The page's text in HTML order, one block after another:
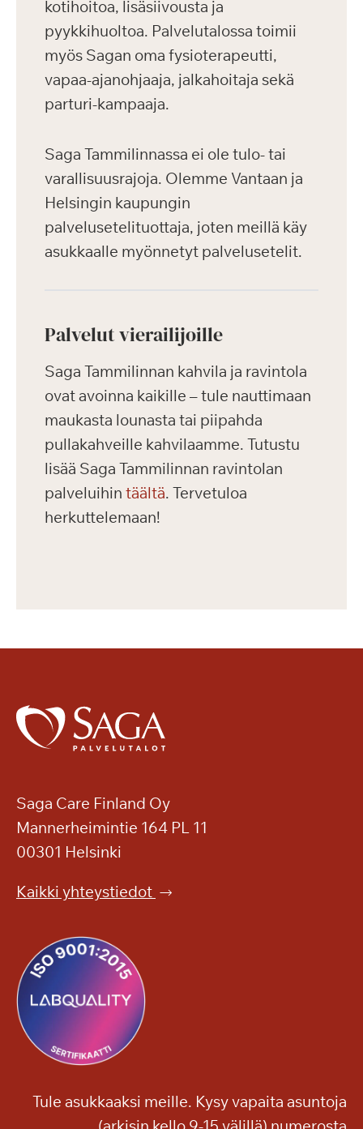
kotihoitoa, lisäsiivousta ja
pyykkihuoltoa. Palvelutalossa toimii
myös Sagan oma fysioterapeutti,
vapaa-ajanohjaaja, jalkahoitaja sekä
parturi-kampaaja.
Saga Tammilinnassa ei ole tulo- tai
varallisuusrajoja. Olemme Vantaan ja
Helsingin kaupungin
palvelusetelituottaja, joten meillä käy
asukkaalle myönnetyt palvelusetelit.
Palvelut vierailijoille
Saga Tammilinnan kahvila ja ravintola
ovat avoinna kaikille – tule nauttimaan
maukasta lounasta tai piipahda
pullakahveille kahvilaamme. Tutustu
lisää Saga Tammilinnan ravintolan
palveluihin täältä. Tervetuloa
herkuttelemaan!
Saga Care Finland Oy
Mannerheimintie 164 PL 11
00301 Helsinki
Kaikki yhteystiedot
Tule asukkaaksi meille. Kysy vapaita asuntoja